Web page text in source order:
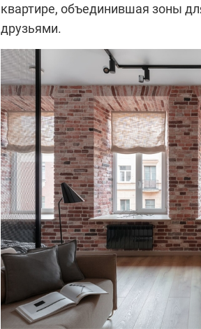
квартире, объединившая зоны
друзьями.